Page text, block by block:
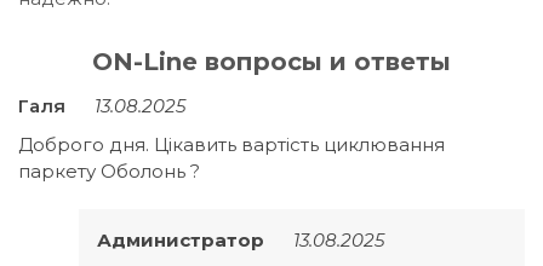
ON-Line вопросы и ответы
Галя
13.08.2025
Доброго дня. Цікавить вартість циклювання
паркету Оболонь ?
Администратор
13.08.2025